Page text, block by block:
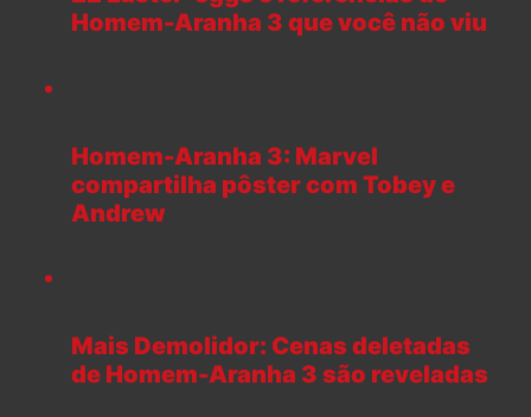
Homem-Aranha 3 que você não viu
Homem-Aranha 3: Marvel
compartilha pôster com Tobey e
Andrew
Mais Demolidor: Cenas deletadas
de Homem-Aranha 3 são reveladas